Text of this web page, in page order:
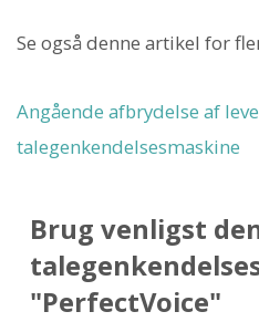
Se også denne artikel for
Angående afbrydelse af
talegenkendelsesmaskine
Brug venligst
"PerfectVoice"